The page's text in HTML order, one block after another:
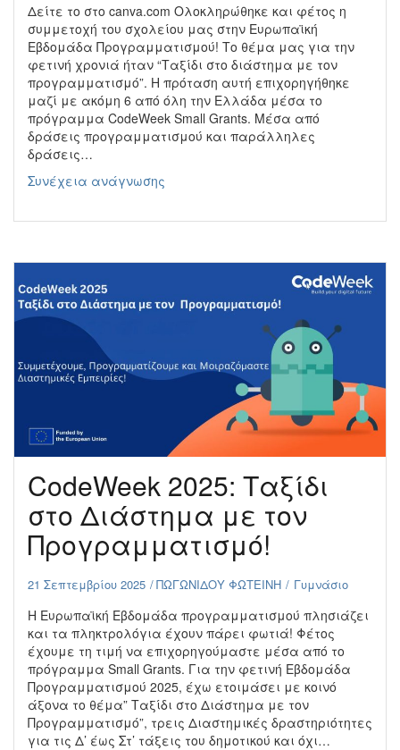
Δείτε το στο canva.com Ολοκληρώθηκε και φέτος η
συμμετοχή του σχολείου μας στην Ευρωπαϊκή
Εβδομάδα Προγραμματισμού! Το θέμα μας για την
φετινή χρονιά ήταν “Ταξίδι στο διάστημα με τον
προγραμματισμό”. Η πρόταση αυτή επιχορηγήθηκε
μαζί με ακόμη 6 από όλη την Ελλάδα μέσα το
πρόγραμμα CodeWeek Small Grants. Μέσα από
δράσεις προγραμματισμού και παράλληλες
δράσεις…
Συνέχεια ανάγνωσης
με
Προγραμματισμό!
CodeWeek 2025: Ταξίδι
στο Διάστημα με τον
Προγραμματισμό!
21 Σεπτεμβρίου 2025 ΠΩΓΩΝΙΔΟΥ ΦΩΤΕΙΝΗ Γυμνάσιο
Η Ευρωπαϊκή Εβδομάδα προγραμματισμού πλησιάζει
και τα πληκτρολόγια έχουν πάρει φωτιά! Φέτος
έχουμε τη τιμή να επιχορηγούμαστε μέσα από το
πρόγραμμα Small Grants. Για την φετινή Εβδομάδα
Προγραμματισμού 2025, έχω ετοιμάσει με κοινό
άξονα το θέμα” Ταξίδι στο Διάστημα με τον
Προγραμματισμό”, τρεις Διαστημικές δραστηριότητες
για τις Δ’ έως Στ’ τάξεις του δημοτικού και όχι…